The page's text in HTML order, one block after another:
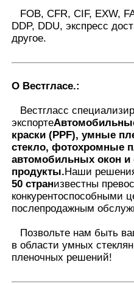
FOB, CFR, CIF, EXW,
DDP, DDU, экспресс
другое.
О Вестгласе.:
Вестгласс
экспорте
краски (PPF), умные
стекло, фотохромные
автомобильных окон
продукты.Наши
50 странизвестны
конкурентоспособными
послепродажным
Позвольте нам быть
в области умных
пленочных решений!